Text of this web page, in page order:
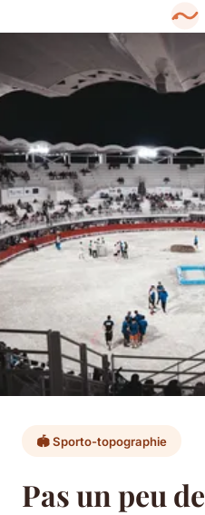
🏟️ Sporto-topographie
Pas un peu de